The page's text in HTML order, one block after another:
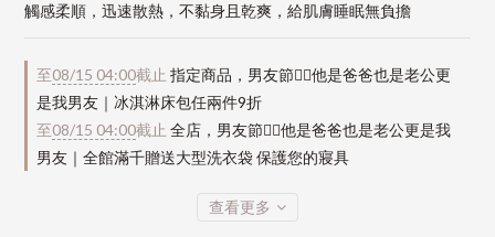
觸感柔順，迅速散熱，不黏身且乾爽，給肌膚睡眠無負擔
至08/15 04:00截止 指定商品，男友節👱‍♂️他是爸爸也是老公更
是我男友｜冰淇淋床包任兩件9折
至08/15 04:00截止 全店，男友節👱‍♂️他是爸爸也是老公更是我
男友｜全館滿千贈送大型洗衣袋 保護您的寢具
查看更多